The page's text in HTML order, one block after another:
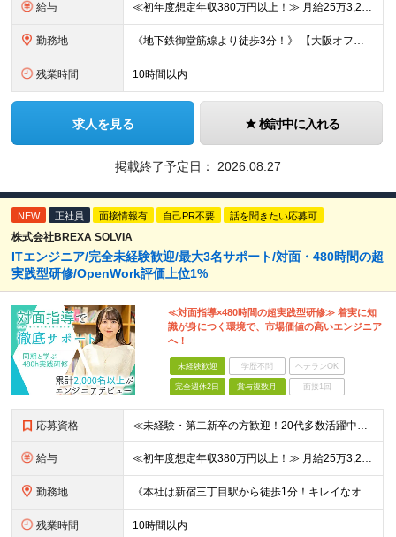
給与 ≪初年度想定年収380万円以上！≫ 月給25万3,220円～＋賞与年2回 ※上記金額には月20時間分(3万4,220円～)の見込み残業代を含み、超過した分は別途全額支給します。 ※経験やスキルを考慮
勤務地 《地下鉄御堂筋線より徒歩3分！》 【大阪オフィス】大阪府大阪市中央区平野町四丁目2番3号 オービック御堂筋ビル9F もしくは、大阪府を中心とした各プロジェクト先 ※プロジェクトにより、出社・リモート
残業時間 10時間以内
求人を見る 検討中に入れる
掲載終了予定日： 2026.08.27
NEW 正社員 面接情報有 自己PR不要 話を聞きたい応募可
株式会社BREXA SOLVIA
ITエンジニア/完全未経験歓迎/最大3名サポート/対面・480時間の超
実践型研修/OpenWork評価上位1%
≪対面指導×480時間の超実践型研修≫ 着実に知
識が身につく環境で、市場価値の高いエンジニア
へ！
未経験歓迎 学歴不問 ベテランOK
完全週休2日 賞与複数月 面接1回
応募資格 ≪未経験・第二新卒の方歓迎！20代多数活躍中！≫ ◆年齢30歳まで（若年層の長期キャリア形成のため） ◆大卒以上（4年制） ＜採用にあたって＞ 私たちは経験や知識よりも、「エンジニアになりたい」とい
給与 ≪初年度想定年収380万円以上！≫ 月給25万3,220円～＋賞与年2回 ※上記金額には月20時間分(3万4,220円～)の見込み残業代を含み、超過した分は別途全額支給します。 ※経験やスキルを考慮
勤務地 《本社は新宿三丁目駅から徒歩1分！キレイなオフィスです！》 【本社】 東京都新宿区新宿4-3-25 TOKYU REIT新宿ビル8F 【ラーニングセンター】 東京都渋谷区千駄ヶ谷5-32-10 南新
残業時間 10時間以内